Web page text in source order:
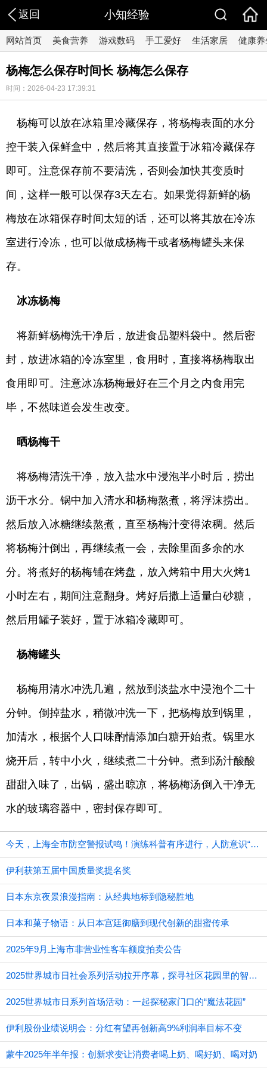
返回 小知经验
网站首页 美食营养 游戏数码 手工爱好 生活家居 健康养
杨梅怎么保存时间长 杨梅怎么保存
时间：2026-04-23 17:39:31
杨梅可以放在冰箱里冷藏保存，将杨梅表面的水分
控干装入保鲜盒中，然后将其直接置于冰箱冷藏保存
即可。注意保存前不要清洗，否则会加快其变质时
间，这样一般可以保存3天左右。如果觉得新鲜的杨
梅放在冰箱保存时间太短的话，还可以将其放在冷冻
室进行冷冻，也可以做成杨梅干或者杨梅罐头来保
存。
冰冻杨梅
将新鲜杨梅洗干净后，放进食品塑料袋中。然后密
封，放进冰箱的冷冻室里，食用时，直接将杨梅取出
食用即可。注意冰冻杨梅最好在三个月之内食用完
毕，不然味道会发生改变。
晒杨梅干
将杨梅清洗干净，放入盐水中浸泡半小时后，捞出
沥干水分。锅中加入清水和杨梅熬煮，将浮沫捞出。
然后放入冰糖继续熬煮，直至杨梅汁变得浓稠。然后
将杨梅汁倒出，再继续煮一会，去除里面多余的水
分。将煮好的杨梅铺在烤盘，放入烤箱中用大火烤1
小时左右，期间注意翻身。烤好后撒上适量白砂糖，
然后用罐子装好，置于冰箱冷藏即可。
杨梅罐头
杨梅用清水冲洗几遍，然放到淡盐水中浸泡个二十
分钟。倒掉盐水，稍微冲洗一下，把杨梅放到锅里，
加清水，根据个人口味酌情添加白糖开始煮。锅里水
烧开后，转中小火，继续煮二十分钟。煮到汤汁酸酸
甜甜入味了，出锅，盛出晾凉，将杨梅汤倒入干净无
水的玻璃容器中，密封保存即可。
今天，上海全市防空警报试鸣！演练科普有序进行，人防意识“声入人心”
伊利获第五届中国质量奖提名奖
日本东京夜景浪漫指南：从经典地标到隐秘胜地
日本和菓子物语：从日本宫廷御膳到现代创新的甜蜜传承
2025年9月上海市非营业性客车额度拍卖公告
2025世界城市日社会系列活动拉开序幕，探寻社区花园里的智慧应用
2025世界城市日系列首场活动：一起探秘家门口的“魔法花园”
伊利股份业绩说明会：分红有望再创新高9%利润率目标不变
蒙牛2025年半年报：创新求变让消费者喝上奶、喝好奶、喝对奶